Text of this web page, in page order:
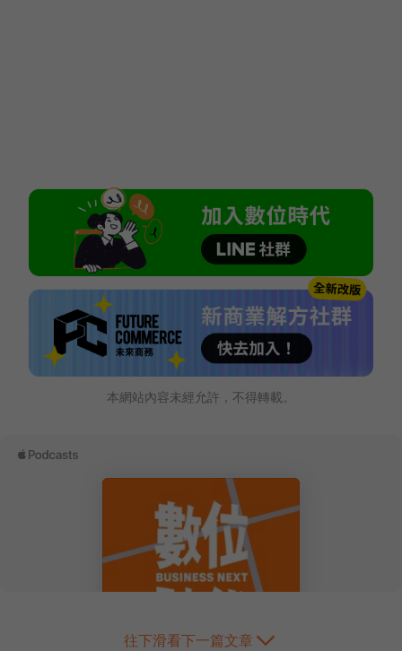
本網站內容未經允許，不得轉載。
往下滑看下一篇文章